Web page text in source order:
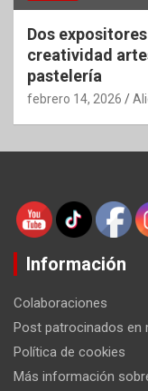
Dos
creatividad
pastelería
febrero 14, 2026
Información
Colaboraciones
Post patrocinados en
Política de cookies
Más información